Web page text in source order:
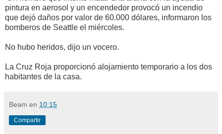
pintura en aerosol y un encendedor provocó un incendio
que dejó daños por valor de 60.000 dólares, informaron los
bomberos de Seattle el miércoles.
No hubo heridos, dijo un vocero.
La Cruz Roja proporcionó alojamiento temporario a los dos
habitantes de la casa.
Beam en 10:15
Compartir